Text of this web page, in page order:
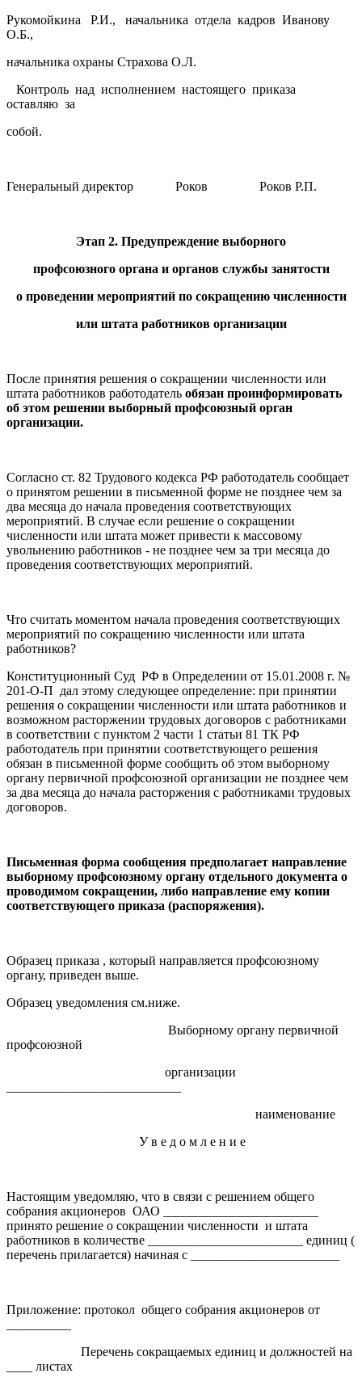
Рукомойкина Р.И., начальника отдела кадров Иванову
О.Б.,
начальника охраны Страхова О.Л.
Контроль над исполнением настоящего приказа
оставляю за
собой.
Генеральный директор Роков Роков Р.П.
Этап 2. Предупреждение выборного
профсоюзного органа и органов службы занятости
о проведении мероприятий по сокращению численности
или штата работников организации
После принятия решения о сокращении численности или
штата работников работодатель обязан проинформировать
об этом решении выборный профсоюзный орган
организации.
Согласно ст. 82 Трудового кодекса РФ работодатель сообщает
о принятом решении в письменной форме не позднее чем за
два месяца до начала проведения соответствующих
мероприятий. В случае если решение о сокращении
численности или штата может привести к массовому
увольнению работников - не позднее чем за три месяца до
проведения соответствующих мероприятий.
Что считать моментом начала проведения соответствующих
мероприятий по сокращению численности или штата
работников?
Конституционный Суд РФ в Определении от 15.01.2008 г. №
201-О-П дал этому следующее определение: при принятии
решения о сокращении численности или штата работников и
возможном расторжении трудовых договоров с работниками
в соответствии с пунктом 2 части 1 статьи 81 ТК РФ
работодатель при принятии соответствующего решения
обязан в письменной форме сообщить об этом выборному
органу первичной профсоюзной организации не позднее чем
за два месяца до начала расторжения с работниками трудовых
договоров.
Письменная форма сообщения предполагает направление
выборному профсоюзному органу отдельного документа о
проводимом сокращении, либо направление ему копии
соответствующего приказа (распоряжения).
Образец приказа , который направляется профсоюзному
органу, приведен выше.
Образец уведомления см.ниже.
Выборному органу первичной
профсоюзной
организации
наименование
У в е д о м л е н и е
Настоящим уведомляю, что в связи с решением общего
собрания акционеров ОАО ________________________
принято решение о сокращении численности и штата
работников в количестве ________________________ единиц (
перечень прилагается) начиная с _______________________
Приложение: протокол общего собрания акционеров от
Перечень сокращаемых единиц и должностей на
____ листах